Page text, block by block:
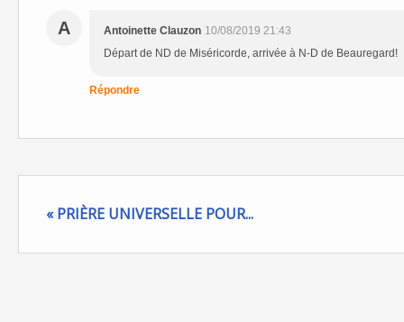
A Antoinette Clauzon 10/08/2019 21:43
Départ de ND de Miséricorde, arrivée à N-D de Beauregard!
Répondre
« PRIÈRE UNIVERSELLE POUR...